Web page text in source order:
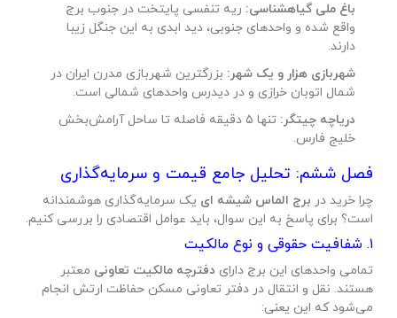
باغ ملی گیاهشناسی:ریه تنفسی پایتخت در جنوب برج
واقع شده و واحدهای جنوبی، دید ابدی به این جنگل زیبا
دارند.
شهربازی هزار و یک شهر:بزرگترین شهربازی مدرن ایران در
شمال اتوبان خرازی و در دیدرس واحدهای شمالی است.
دریاچه چیتگر:
تنها ۵ دقیقه فاصله تا ساحل آرامش‌بخش
خلیج فارس.
فصل ششم: تحلیل جامع قیمت و سرمایه‌گذاری
چرا خرید دربرج الماس شیشه اییک سرمایه‌گذاری هوشمندانه
است؟ برای پاسخ به این سوال، باید عوامل اقتصادی را بررسی کنیم.
تمامی واحدهای این برج دارایدفترچه مالکیت تعاونیمعتبر
هستند. نقل و انتقال در دفتر تعاونی مسکن حفاظت ارتش انجام
می‌شود که این یعنی: